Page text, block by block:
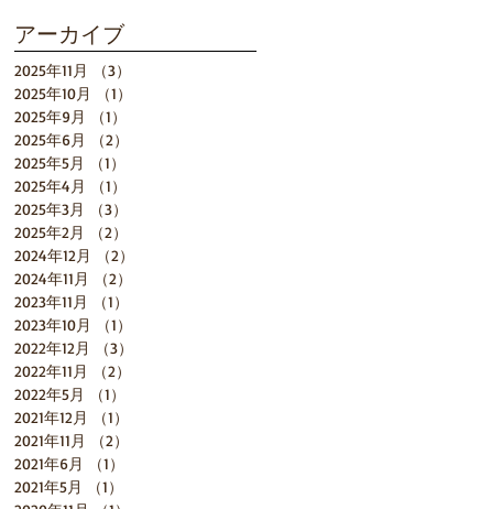
アーカイブ
2025年11月 （3）
2025年10月
（1）
2025年9月
（1）
2025年6月
（2）
2025年5月
（1）
2025年4月
（1）
2025年3月
（3）
2025年2月
（2）
2024年12月
（2）
2024年11月
（2）
2023年11月
（1）
2023年10月
（1）
2022年12月
（3）
2022年11月
（2）
2022年5月
（1）
2021年12月
（1）
2021年11月
（2）
2021年6月
（1）
2021年5月
（1）